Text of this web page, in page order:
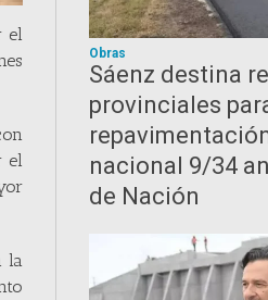
el
el
la
Obras
Sáenz destina
provinciales
nacional 9/34
de Nación